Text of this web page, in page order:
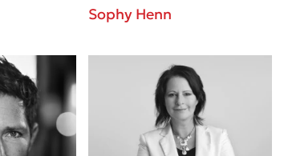
Sophy Henn